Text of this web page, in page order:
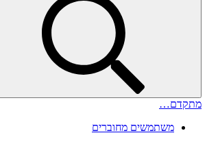
מתקדם…
משתמשים מחוברים